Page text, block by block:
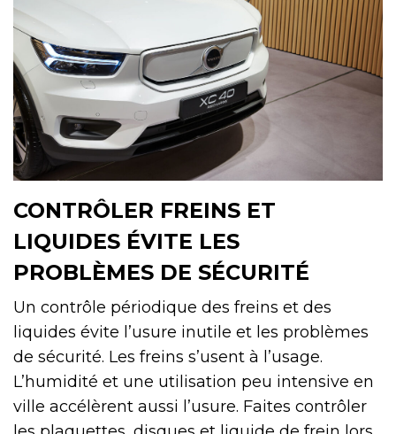
CONTRÔLER FREINS ET
LIQUIDES ÉVITE LES
PROBLÈMES DE SÉCURITÉ
Un contrôle périodique des freins et des
liquides évite l’usure inutile et les problèmes
de sécurité. Les freins s’usent à l’usage.
L’humidité et une utilisation peu intensive en
ville accélèrent aussi l’usure. Faites contrôler